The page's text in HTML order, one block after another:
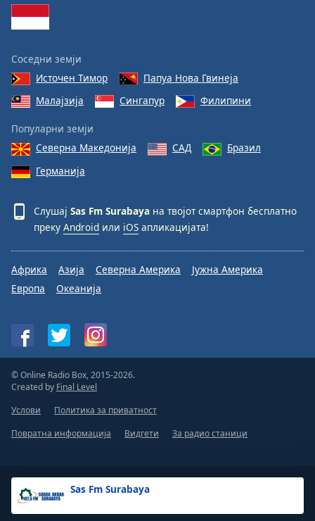
Sas Fm Surabaya
Соседни земји
Источен Тимор
Папуа Нова Гвинеја
Малајзија
Сингапур Филипини
Популарни земји
Северна Македонија
САД
Бразил
Германија
Слушај Sas Fm Surabaya на твојот смартфон бесплатно
преку Android или iOS апликацијата!
Африка Азија Северна Америка
Јужна Америка
Европа
Океанија
© Online Radio Box, 2015-2026.
Created by Final Level
Услови
Политика за приватност
Повратна информација
Видгети За радио станици